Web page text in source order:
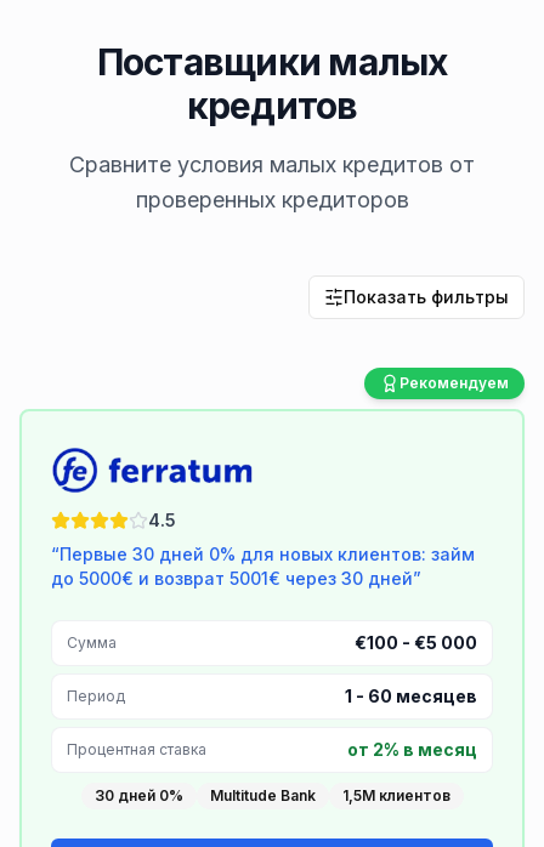
Поставщики малых
кредитов
Сравните условия малых кредитов от
проверенных кредиторов
Показать фильтры
Рекомендуем
Ferratum
4.5
“Первые 30 дней 0% для новых клиентов: займ
до 5000€ и возврат 5001€ через 30 дней”
Сумма €100 - €5 000
Период 1 - 60 месяцев
Процентная ставка от 2% в месяц
30 дней 0% Multitude Bank 1,5M клиентов